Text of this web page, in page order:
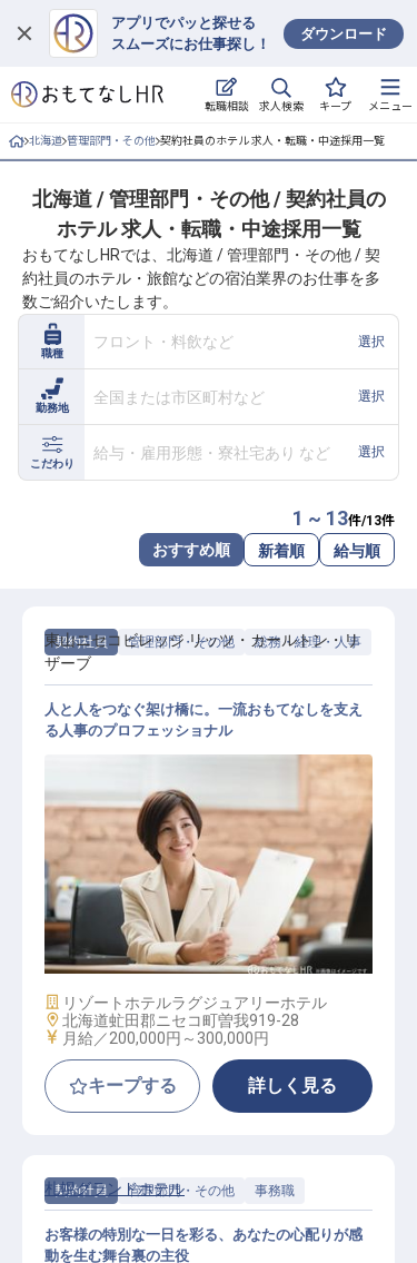
アプリでパッと探せる
スムーズにお仕事探し！
ダウンロード
転職相談 求人検索 キープ メニュー
ログイン
求人・施設を探す
就職・転職 合同説明会
おもてなしHRについて
ご利用の流れ
よくある質問
ホテル・宿泊業界情報コラム
転職サポートに申し込む
北海道 管理部門・その他 契約社員のホテル 求人・転職・中途採用一覧
北海道 / 管理部門・その他 / 契約社員の
ホテル 求人・転職・中途採用一覧
おもてなしHRでは、北海道 / 管理部門・その他 / 契
約社員のホテル・旅館などの宿泊業界のお仕事を多
数ご紹介いたします。
職種
フロント・料飲など 選択
勤務地
全国または市区町村など 選択
こだわり
給与・雇用形態・寮社宅あり など 選択
1 ~ 13件/13件
おすすめ順 新着順 給与順
契約社員 管理部門・その他 総務・経理・人事
人事スタッフ
東山ニセコビレッジ リッツ・カールトン・リ
ザーブ
人と人をつなぐ架け橋に。一流おもてなしを支え
る人事のプロフェッショナル
施設業態
リゾートホテルラグジュアリーホテル
勤務地
北海道虻田郡ニセコ町曽我919-28
給与
月給／200,000円～ 300,000円
キープする 詳しく見る
契約社員 管理部門・その他 事務職
札幌グランドホテル
お客様の特別な一日を彩る、あなたの心配りが感
動を生む舞台裏の主役